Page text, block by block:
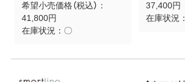
希望小売価格（税込）：
41,800円
在庫状況： 〇
37,400円
在庫状況：